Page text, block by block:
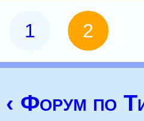
1 2
‹ Форум по